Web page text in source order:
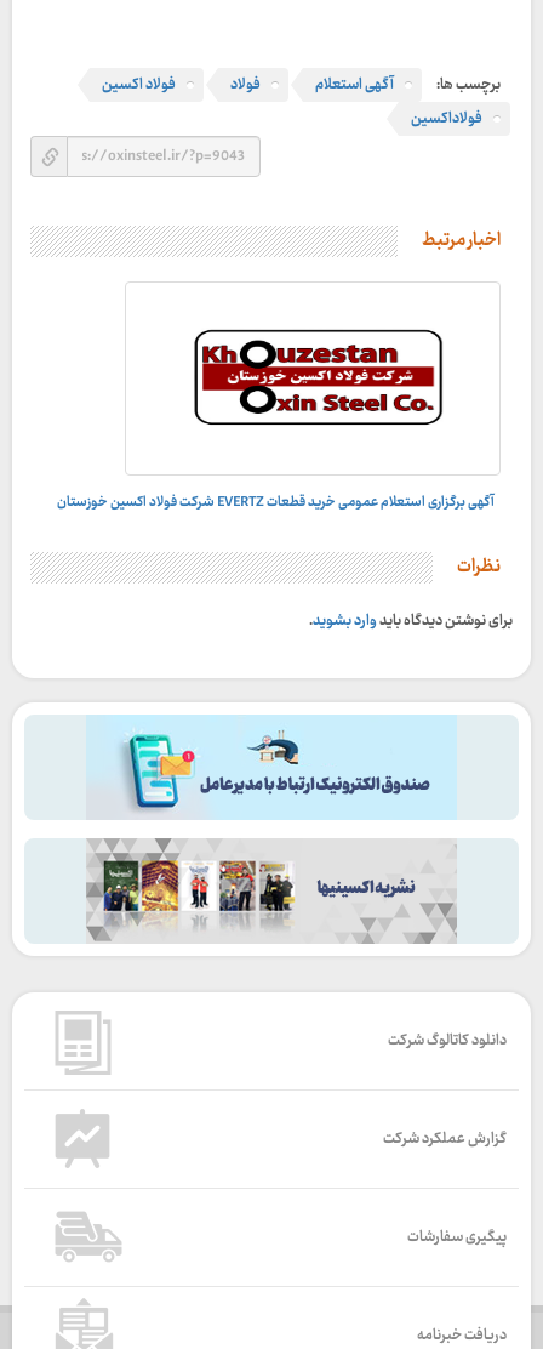
برچسب ها: آگهی استعلام فولاد
فولاد اکسین
فولاداکسین
اخبار مرتبط
آگهی برگزاری استعلام عمومی خرید قطعات EVERTZ شرکت فولاد اکسین خوزستان
نظرات
برای نوشتن دیدگاه بایدوارد بشوید.
دانلود کاتالوگ شرکت
گزارش عملکرد شرکت
پیگیری سفارشات
دریافت خبرنامه